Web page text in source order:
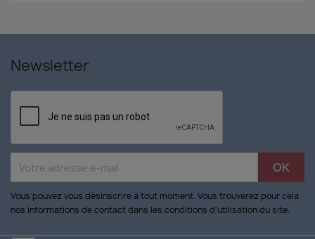
Newsletter
Vous pouvez vous désinscrire à tout moment. Vous trouverez pour cela
nos informations de contact dans les conditions d'utilisation du site.